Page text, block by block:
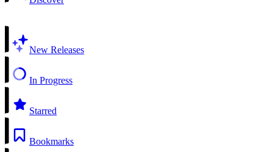
New Releases
In Progress
Starred
Bookmarks